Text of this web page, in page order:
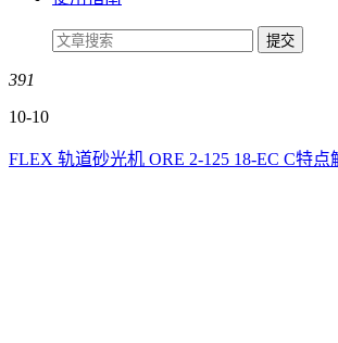
391
10-10
FLEX 轨道砂光机 ORE 2-125 18-EC C特点